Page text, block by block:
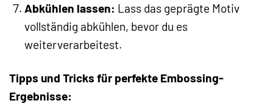
Abkühlen lassen: Lass das geprägte Motiv
vollständig abkühlen, bevor du es
weiterverarbeitest.
Tipps und Tricks für perfekte Embossing-
Ergebnisse: